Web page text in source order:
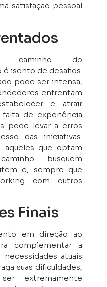
satisfação pessoal
caminho do
isento de desafios.
pode ser intensa,
enfrentam
e atrair
de experiência
pode levar a erros
das iniciativas.
aqueles que optam
busquem
e, sempre que
com outros
Finais
em direção ao
complementar a
atuais
suas dificuldades,
extremamente